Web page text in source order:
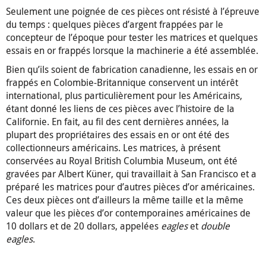
Seulement une poignée de ces pièces ont résisté à l’épreuve
du temps : quelques pièces d’argent frappées par le
concepteur de l’époque pour tester les matrices et quelques
essais en or frappés lorsque la machinerie a été assemblée.
Bien qu’ils soient de fabrication canadienne, les essais en or
frappés en Colombie-Britannique conservent un intérêt
international, plus particulièrement pour les Américains,
étant donné les liens de ces pièces avec l’histoire de la
Californie. En fait, au fil des cent dernières années, la
plupart des propriétaires des essais en or ont été des
collectionneurs américains. Les matrices, à présent
conservées au Royal British Columbia Museum, ont été
gravées par Albert Küner, qui travaillait à San Francisco et a
préparé les matrices pour d’autres pièces d’or américaines.
Ces deux pièces ont d’ailleurs la même taille et la même
valeur que les pièces d’or contemporaines américaines de
10 dollars et de 20 dollars, appelées eagleset double
eagles.